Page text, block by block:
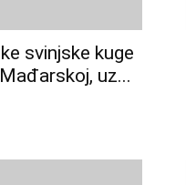
svinjske kuge
uz...